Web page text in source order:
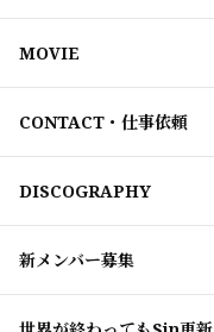
MOVIE
CONTACT・仕事依頼
DISCOGRAPHY
新メンバー募集